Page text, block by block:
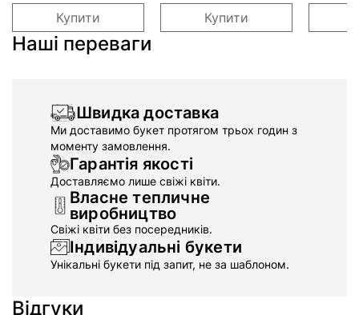
Купити Купити
Наші переваги
Швидка доставка
Ми доставимо букет протягом трьох годин з
моменту замовлення.
Гарантія якості
Доставляємо лише свіжі квіти.
Власне тепличне
виробництво
Свіжі квіти без посередників.
Індивідуальні букети
Унікальні букети під запит, не за шаблоном.
Відгуки